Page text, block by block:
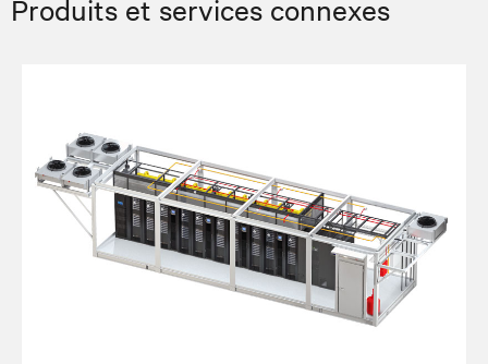
Produits et services connexes